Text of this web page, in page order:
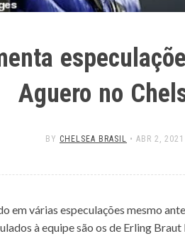
Aguero no
BY CHELSEA BRASIL • ABR 2, 2021
em várias especulações mesmo
à equipe são os de Erling